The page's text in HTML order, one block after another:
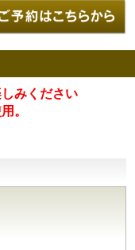
みください
。